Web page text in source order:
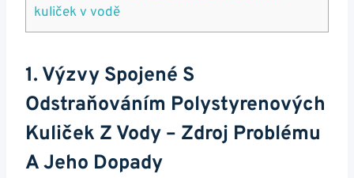
kuliček v vodě
1. Výzvy Spojené S
Odstraňováním Polystyrenových
Kuliček Z Vody – Zdroj Problému
A Jeho Dopady